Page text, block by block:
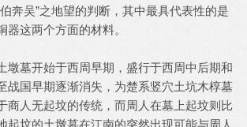
奔吴”之地望的判断，其中最具代表性的是
器这两个方面的材料。
墩墓开始于西周早期，盛行于西周中后期和
战国早期逐渐消失，为楚系竖穴土坑木椁墓
商人无起坟的传统，而周人在墓上起坟则比
起坟的土墩墓在江南的突然出现可能与周人